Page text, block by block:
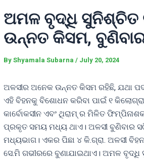
ଅମଳ ବୃଦ୍ଧି ସୁନିଶ୍ଚିତ
ଉନ୍ନତ କିସମ,
ByShyamala Subarna / July 20, 2024
ଅଳସୀର ଅନେକ ଉନ୍ନତ କିସମ ରହିଛି, ଯଥା
ଏହି ବିହନକୁ ବିଶୋଧନ କରିବା ପାଇଁ ୧
କାର୍ବୋକସୀନ ଏବଂ ଥିରାମ୍ ର ମିଳିତ
ପ୍ରକୃତ ସମୟ ମଧ୍ୟ ଥାଏ। ଅଳସୀ ବୁଣିବାର
ମଧ୍ୟଭାଗ। ଏକର ପିଛା ୪ କି.ଗ୍ରା. ଅଳସୀ
ସେ.ମି ଗଭୀରରେ ବୁଣାଯାଇଥାଏ। ଅମଳ